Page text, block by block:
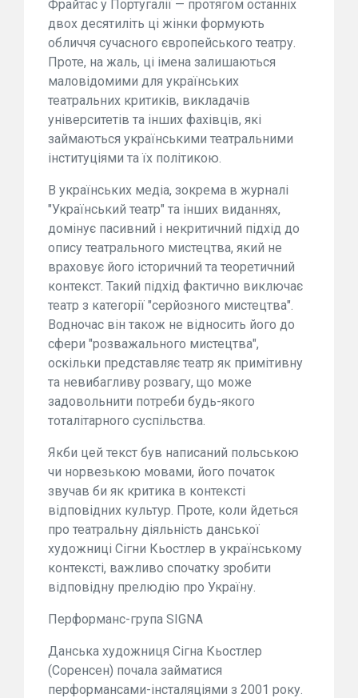
Фрайтас у Португалії — протягом останніх
двох десятиліть ці жінки формують
обличчя сучасного європейського театру.
Проте, на жаль, ці імена залишаються
маловідомими для українських
театральних критиків, викладачів
університетів та інших фахівців, які
займаються українськими театральними
інституціями та їх політикою.
В українських медіа, зокрема в журналі
"Український театр" та інших виданнях,
домінує пасивний і некритичний підхід до
опису театрального мистецтва, який не
враховує його історичний та теоретичний
контекст. Такий підхід фактично виключає
театр з категорії "серйозного мистецтва".
Водночас він також не відносить його до
сфери "розважального мистецтва",
оскільки представляє театр як примітивну
та невибагливу розвагу, що може
задовольнити потреби будь-якого
тоталітарного суспільства.
Якби цей текст був написаний польською
чи норвезькою мовами, його початок
звучав би як критика в контексті
відповідних культур. Проте, коли йдеться
про театральну діяльність данської
художниці Сігни Кьостлер в українському
контексті, важливо спочатку зробити
відповідну прелюдію про Україну.
Перформанс-група SIGNA
Данська художниця Сігна Кьостлер
(Соренсен) почала займатися
перформансами-інсталяціями з 2001 року.